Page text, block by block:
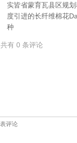
实皆省蒙育瓦县区规
度引进的长纤维棉花
种
共有 0 条评论